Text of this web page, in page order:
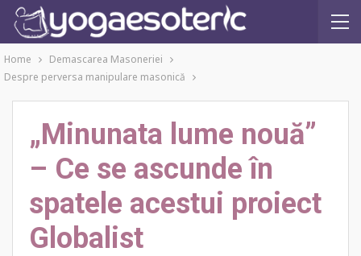
Home
Demascarea Masoneriei
Despre perversa manipulare masonică
„Minunata lume nouă”
– Ce se ascunde în
spatele acestui proiect
Globalist